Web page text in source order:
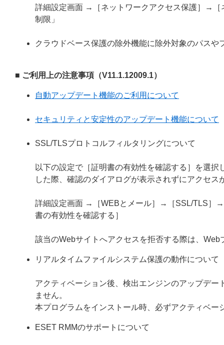
詳細設定画面 →［ネットワークアクセス保護］→
制限」
クラウドベース保護の除外機能に除外対象のパスや
■ ご利用上の注意事項（V11.1.12009.1）
自動アップデート機能のご利用について
セキュリティと安定性のアップデート機能について
SSL/TLSプロトコルフィルタリングについて
以下の設定で［証明書の有効性を確認する］を選
した際、確認のダイアログが表示されずにアクセス
詳細設定画面 →［WEBとメール］→［SSL/TLS］
書の有効性を確認する］
該当のWebサイトへアクセスを拒否する際は、
リアルタイムファイルシステム保護の動作について
アクティベーション後、検出エンジンのアップデ
ません。
本プログラムをインストール時、必ずアクティベ
ESET RMMのサポートについて